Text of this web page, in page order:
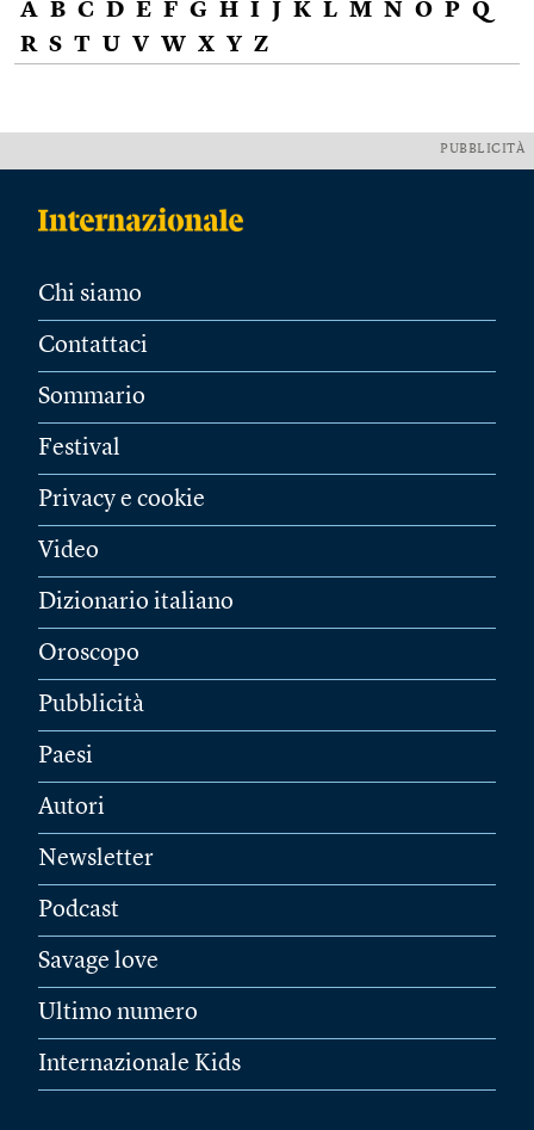
A B C D E F G H I J K L M N O P Q
R S T U V W X Y Z
PUBBLICITÀ
Chi siamo
Contattaci
Sommario
Festival
Privacy e cookie
Video
Dizionario italiano
Oroscopo
Pubblicità
Paesi
Autori
Newsletter
Podcast
Savage love
Ultimo numero
Internazionale Kids